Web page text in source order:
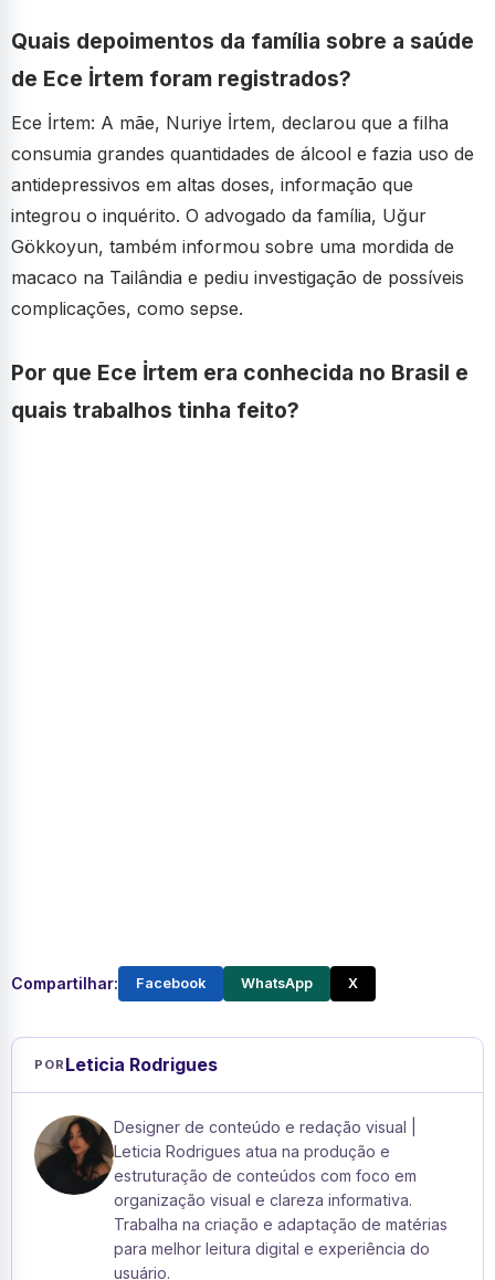
Quais depoimentos da família sobre a saúde
de Ece İrtem foram registrados?
Ece İrtem: A mãe, Nuriye İrtem, declarou que a filha
consumia grandes quantidades de álcool e fazia uso de
antidepressivos em altas doses, informação que
integrou o inquérito. O advogado da família, Uğur
Gökkoyun, também informou sobre uma mordida de
macaco na Tailândia e pediu investigação de possíveis
complicações, como sepse.
Por que Ece İrtem era conhecida no Brasil e
quais trabalhos tinha feito?
Compartilhar: Facebook WhatsApp X
POR Leticia Rodrigues
Designer de conteúdo e redação visual |
Leticia Rodrigues atua na produção e
estruturação de conteúdos com foco em
organização visual e clareza informativa.
Trabalha na criação e adaptação de matérias
para melhor leitura digital e experiência do
usuário.